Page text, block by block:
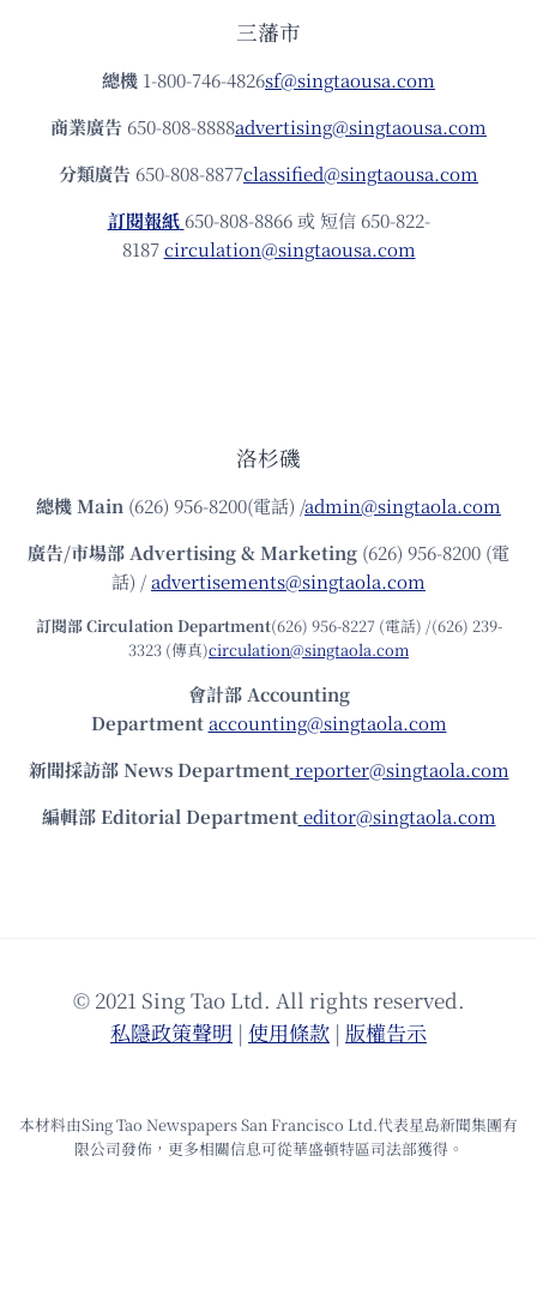
三藩市
總機 1-800-746-4826sf@singtaousa.com
商業廣告 650-808-8888advertising@singtaousa.com
分類廣告 650-808-8877classified@singtaousa.com
訂閱報紙 650-808-8866 或 短信 650-822-
8187circulation@singtaousa.com
洛杉磯
總機Main (626) 956-8200(電話) /admin@singtaola.com
廣告/市場部Advertising & Marketing (626) 956-8200 (電
話) /advertisements@singtaola.com
訂閱部 Circulation Department(626) 956-8227 (電話) /(626) 239-
3323 (傳真)circulation@singtaola.com
會計部 Accounting
Department accounting@singtaola.com
新聞採訪部 News Department reporter@singtaola.com
編輯部 Editorial Department editor@singtaola.com
© 2021 Sing Tao Ltd. All rights reserved.
私隱政策聲明 | 使⽤條款 | 版權告⽰
本材料由Sing Tao Newspapers San Francisco Ltd.代表星島新聞集團有
限公司發佈，更多相關信息可從華盛頓特區司法部獲得。